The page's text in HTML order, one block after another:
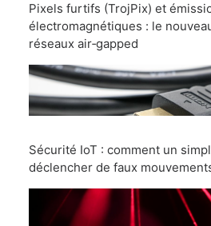
Pixels furtifs (TrojPix) et
électromagnétiques : le
réseaux air‑gapped
Sécurité IoT : comment un
déclencher de faux